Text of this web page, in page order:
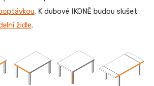
. K dubové IKONĚ budou slušet
židle.